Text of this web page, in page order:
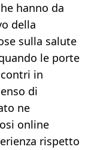
hanno da
della
sulla salute
le porte
in
di
ne
online
rispetto